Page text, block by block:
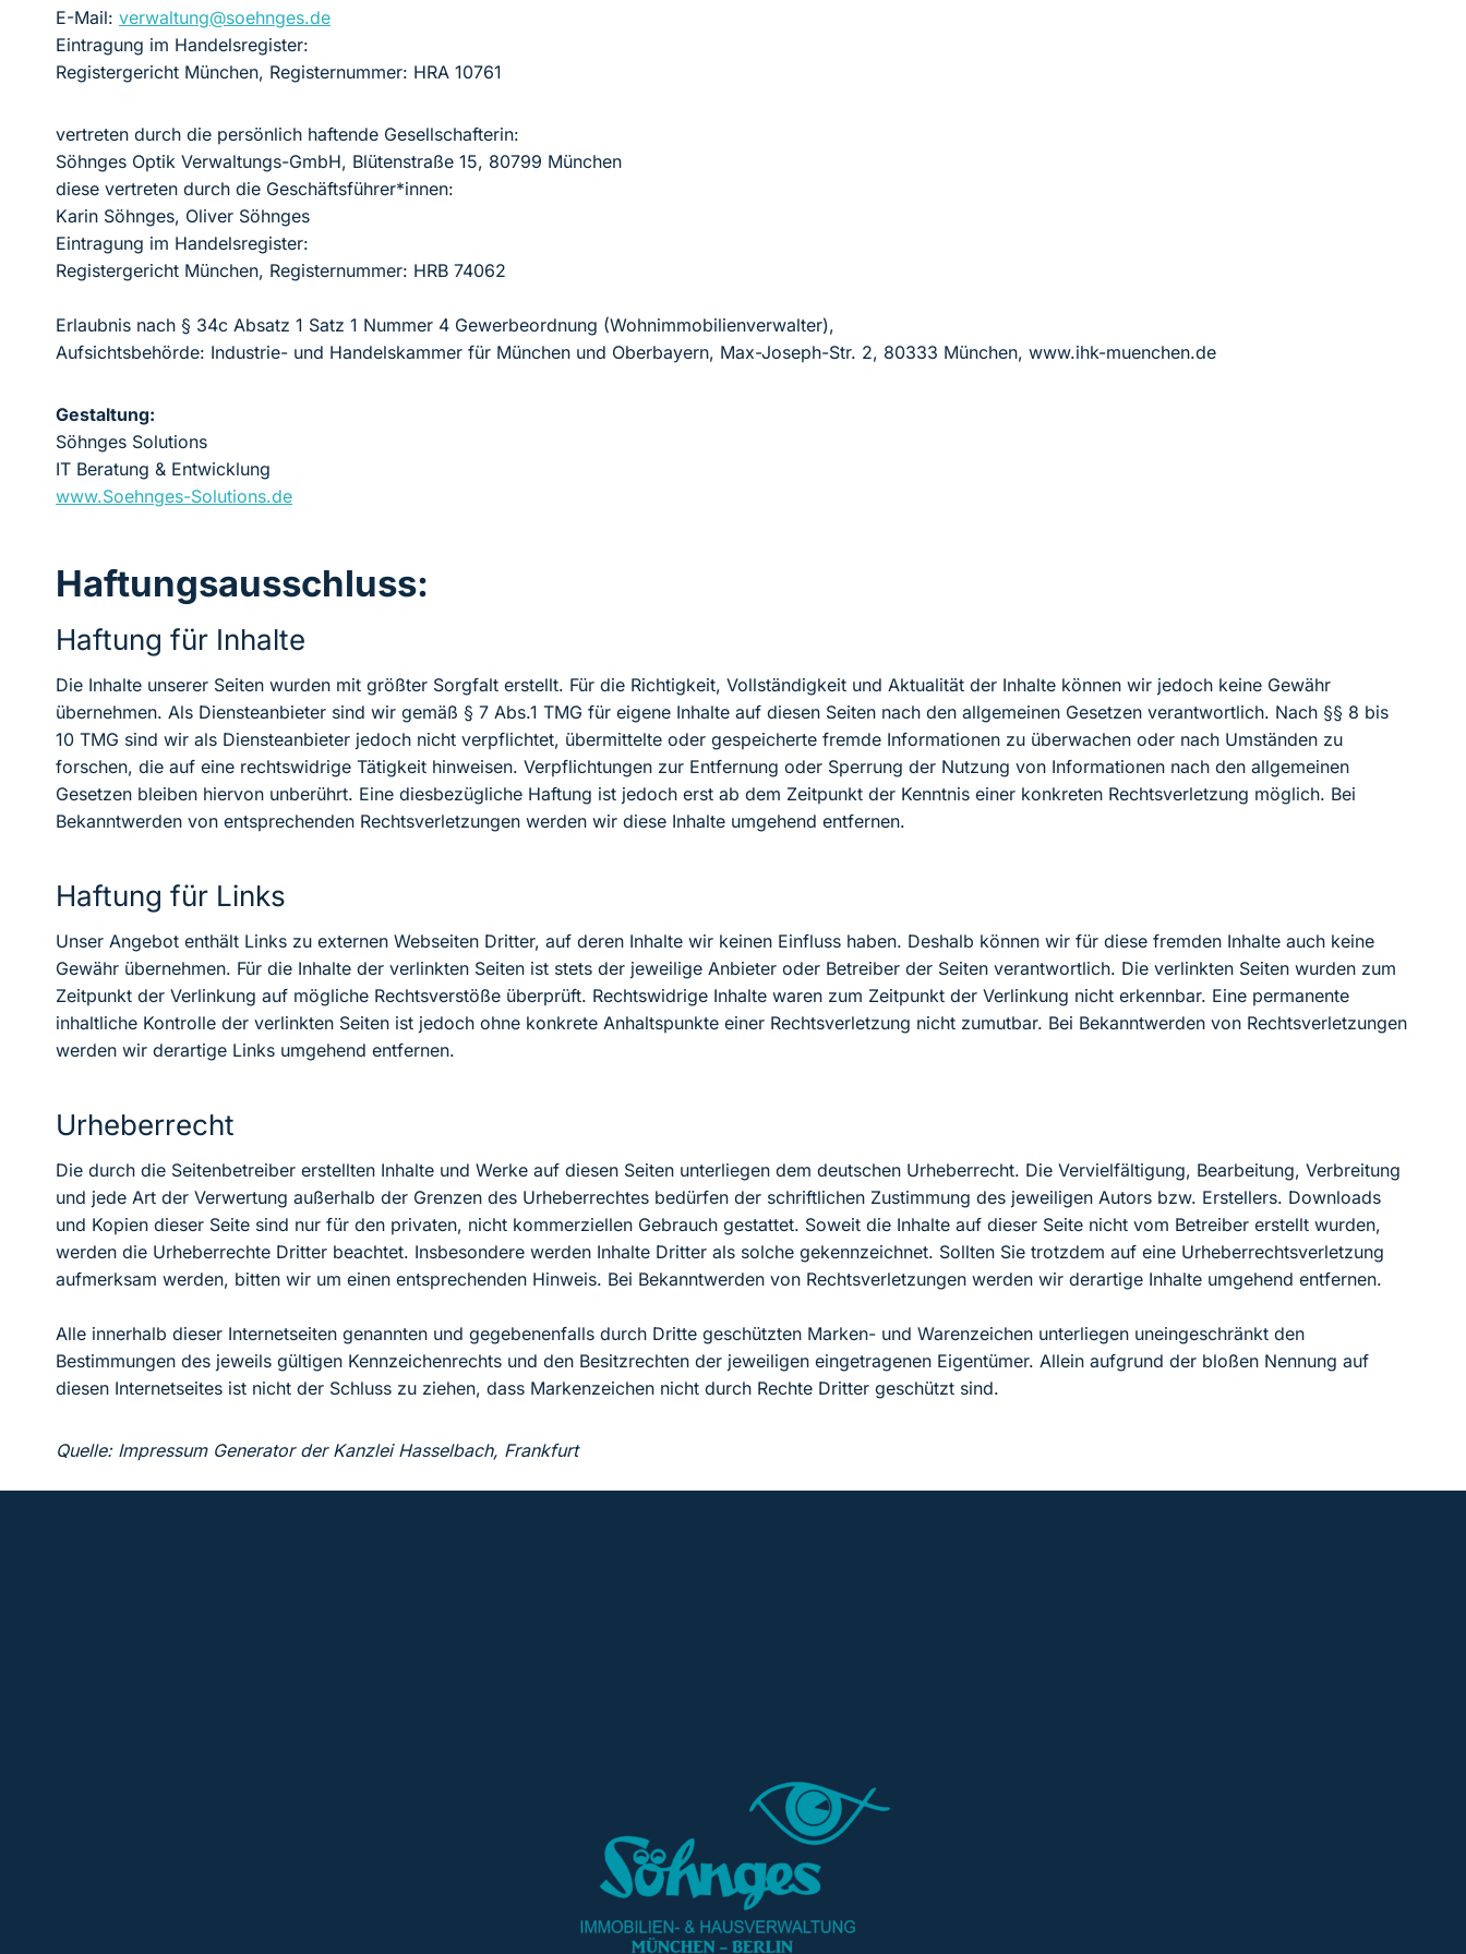
E-Mail: verwaltung@soehnges.de
Eintragung im Handelsregister:
Registergericht München, Registernummer: HRA 10761
vertreten durch die persönlich haftende Gesellschafterin:
Söhnges Optik Verwaltungs-GmbH, Blütenstraße 15, 80799 München
diese vertreten durch die Geschäftsführer*innen:
Karin Söhnges, Oliver Söhnges
Eintragung im Handelsregister:
Registergericht München, Registernummer: HRB 74062
Erlaubnis nach § 34c Absatz 1 Satz 1 Nummer 4 Gewerbeordnung (Wohnimmobilienverwalter),
Aufsichtsbehörde: Industrie- und Handelskammer für München und Oberbayern, Max-Joseph-Str. 2, 80333 München, www.ihk-muenchen.de
Gestaltung:
Söhnges Solutions
IT Beratung & Entwicklung
www.Soehnges-Solutions.de
Haftungsausschluss:
Haftung für Inhalte
Die Inhalte unserer Seiten wurden mit größter Sorgfalt erstellt. Für die Richtigkeit, Vollständigkeit und Aktualität der Inhalte können wir jedoch keine Gewähr
übernehmen. Als Diensteanbieter sind wir gemäß § 7 Abs.1 TMG für eigene Inhalte auf diesen Seiten nach den allgemeinen Gesetzen verantwortlich. Nach §§ 8 bis
10 TMG sind wir als Diensteanbieter jedoch nicht verpflichtet, übermittelte oder gespeicherte fremde Informationen zu überwachen oder nach Umständen zu
forschen, die auf eine rechtswidrige Tätigkeit hinweisen. Verpflichtungen zur Entfernung oder Sperrung der Nutzung von Informationen nach den allgemeinen
Gesetzen bleiben hiervon unberührt. Eine diesbezügliche Haftung ist jedoch erst ab dem Zeitpunkt der Kenntnis einer konkreten Rechtsverletzung möglich. Bei
Bekanntwerden von entsprechenden Rechtsverletzungen werden wir diese Inhalte umgehend entfernen.
Haftung für Links
Unser Angebot enthält Links zu externen Webseiten Dritter, auf deren Inhalte wir keinen Einfluss haben. Deshalb können wir für diese fremden Inhalte auch keine
Gewähr übernehmen. Für die Inhalte der verlinkten Seiten ist stets der jeweilige Anbieter oder Betreiber der Seiten verantwortlich. Die verlinkten Seiten wurden zum
Zeitpunkt der Verlinkung auf mögliche Rechtsverstöße überprüft. Rechtswidrige Inhalte waren zum Zeitpunkt der Verlinkung nicht erkennbar. Eine permanente
inhaltliche Kontrolle der verlinkten Seiten ist jedoch ohne konkrete Anhaltspunkte einer Rechtsverletzung nicht zumutbar. Bei Bekanntwerden von Rechtsverletzungen
werden wir derartige Links umgehend entfernen.
Urheberrecht
Die durch die Seitenbetreiber erstellten Inhalte und Werke auf diesen Seiten unterliegen dem deutschen Urheberrecht. Die Vervielfältigung, Bearbeitung, Verbreitung
und jede Art der Verwertung außerhalb der Grenzen des Urheberrechtes bedürfen der schriftlichen Zustimmung des jeweiligen Autors bzw. Erstellers. Downloads
und Kopien dieser Seite sind nur für den privaten, nicht kommerziellen Gebrauch gestattet. Soweit die Inhalte auf dieser Seite nicht vom Betreiber erstellt wurden,
werden die Urheberrechte Dritter beachtet. Insbesondere werden Inhalte Dritter als solche gekennzeichnet. Sollten Sie trotzdem auf eine Urheberrechtsverletzung
aufmerksam werden, bitten wir um einen entsprechenden Hinweis. Bei Bekanntwerden von Rechtsverletzungen werden wir derartige Inhalte umgehend entfernen.
Alle innerhalb dieser Internetseiten genannten und gegebenenfalls durch Dritte geschützten Marken- und Warenzeichen unterliegen uneingeschränkt den
Bestimmungen des jeweils gültigen Kennzeichenrechts und den Besitzrechten der jeweiligen eingetragenen Eigentümer. Allein aufgrund der bloßen Nennung auf
diesen Internetseites ist nicht der Schluss zu ziehen, dass Markenzeichen nicht durch Rechte Dritter geschützt sind.
Quelle: Impressum Generator der Kanzlei Hasselbach, Frankfurt